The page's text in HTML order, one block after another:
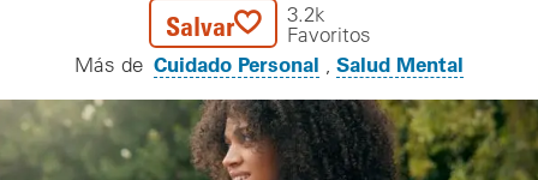
Salvar
3.2k
Favoritos
Más de Cuidado Personal Salud Mental